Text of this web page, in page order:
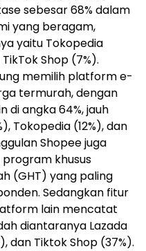
sebesar 68% dalam
yang beragam,
yaitu Tokopedia
Shop (7%).
memilih platform e-
termurah, dengan
di angka 64%, jauh
Tokopedia (12%), dan
Shopee juga
khusus
(GHT) yang paling
Sedangkan fitur
lain mencatat
diantaranya Lazada
dan Tiktok Shop (37%).